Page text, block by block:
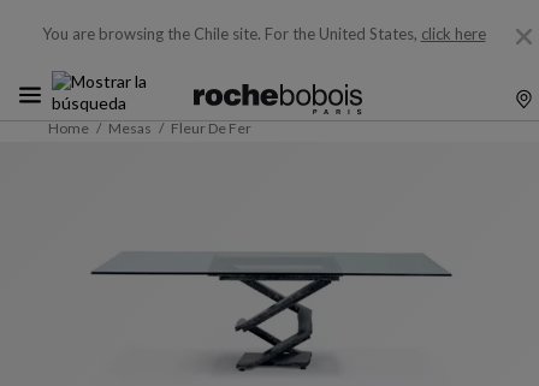
You are browsing the Chile site. For the United States, click here
Home Mesas Fleur De Fer